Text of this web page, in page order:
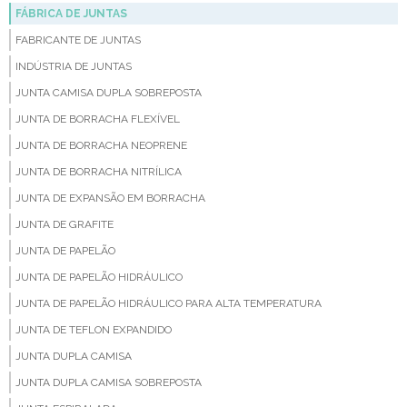
FÁBRICA DE JUNTAS
FABRICANTE DE JUNTAS
INDÚSTRIA DE JUNTAS
JUNTA CAMISA DUPLA SOBREPOSTA
JUNTA DE BORRACHA FLEXÍVEL
JUNTA DE BORRACHA NEOPRENE
JUNTA DE BORRACHA NITRÍLICA
JUNTA DE EXPANSÃO EM BORRACHA
JUNTA DE GRAFITE
JUNTA DE PAPELÃO
JUNTA DE PAPELÃO HIDRÁULICO
JUNTA DE PAPELÃO HIDRÁULICO PARA ALTA TEMPERATURA
JUNTA DE TEFLON EXPANDIDO
JUNTA DUPLA CAMISA
JUNTA DUPLA CAMISA SOBREPOSTA